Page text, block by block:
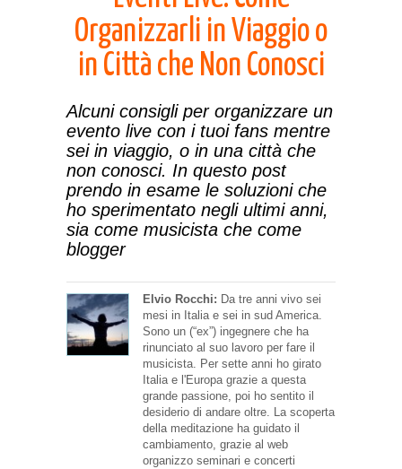
Organizzarli in Viaggio o
in Città che Non Conosci
Alcuni consigli per organizzare un
evento live con i tuoi fans mentre
sei in viaggio, o in una città che
non conosci. In questo post
prendo in esame le soluzioni che
ho sperimentato negli ultimi anni,
sia come musicista che come
blogger
Elvio Rocchi: Da tre anni vivo sei
mesi in Italia e sei in sud America.
Sono un (“ex”) ingegnere che ha
rinunciato al suo lavoro per fare il
musicista. Per sette anni ho girato
Italia e l'Europa grazie a questa
grande passione, poi ho sentito il
desiderio di andare oltre. La scoperta
della meditazione ha guidato il
cambiamento, grazie al web
organizzo seminari e concerti